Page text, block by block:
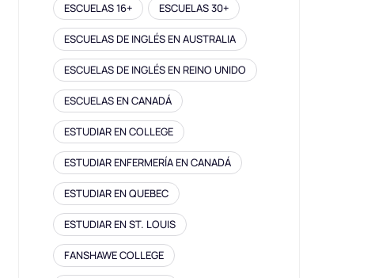
ESCUELAS 16+ ESCUELAS 30+
ESCUELAS DE INGLÉS EN AUSTRALIA
ESCUELAS DE INGLÉS EN REINO UNIDO
ESCUELAS EN CANADÁ
ESTUDIAR EN COLLEGE
ESTUDIAR ENFERMERÍA EN CANADÁ
ESTUDIAR EN QUEBEC
ESTUDIAR EN ST. LOUIS
FANSHAWE COLLEGE